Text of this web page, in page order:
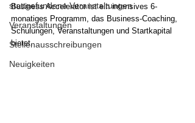
stattgefundene Veranstaltungen
Veranstaltungen
Stellenausschreibungen
Neuigkeiten
Business Accelerator ist ein intensives 6-
monatiges Programm, das Business-Coaching,
Schulungen, Veranstaltungen und Startkapital
bietet.